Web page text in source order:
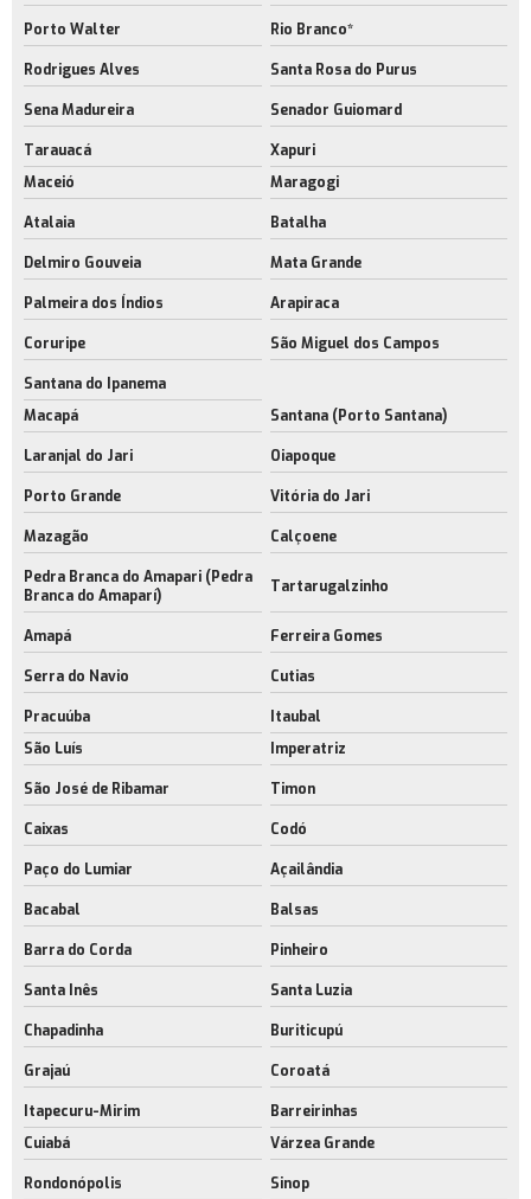
Porto Walter Rio Branco*
Rodrigues Alves Santa Rosa do Purus
Sena Madureira Senador Guiomard
Tarauacá
Xapuri
Maceió
Maragogi
Atalaia Batalha
Delmiro Gouveia Mata Grande
Palmeira dos Índios Arapiraca
Coruripe São Miguel dos Campos
Santana do Ipanema
Macapá
Santana (Porto Santana)
Laranjal do Jari Oiapoque
Porto Grande Vitória do Jari
Mazagão Calçoene
Pedra Branca do Amapari (Pedra
Branca do Amaparí)
Tartarugalzinho
Amapá Ferreira Gomes
Serra do Navio Cutias
Pracuúba
Itaubal
São Luís
Imperatriz
São José de Ribamar Timon
Caixas Codó
Paço do Lumiar Açailândia
Bacabal Balsas
Barra do Corda Pinheiro
Santa Inês Santa Luzia
Chapadinha Buriticupú
Grajaú Coroatá
Itapecuru-Mirim
Barreirinhas
Cuiabá
Várzea Grande
Rondonópolis Sinop